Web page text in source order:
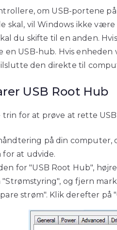
om USB-portene
skal, vil Windows ikke
du skifte til en anden.
en USB-hub. Hvis
den direkte til
USB Root Hub
trin for at prøve at rette
på din computer,
for at udvide.
for "USB Root Hub",
"Strømstyring", og fjern
strøm". Klik derefter